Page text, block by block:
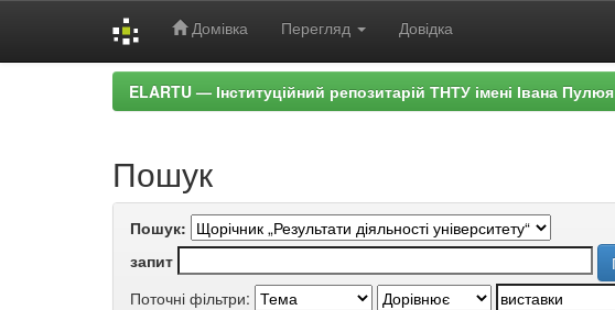
Домівка Перегляд Довідка
ELARTU — Інституційний репозитарій ТНТУ імені Івана Пулюя
Пошук
Пошук:
запит
Поточні фільтри: